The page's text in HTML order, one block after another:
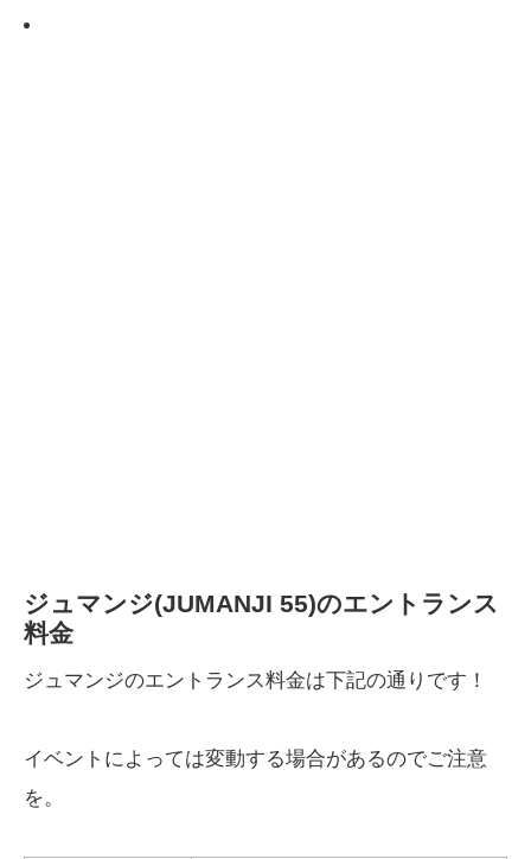
ジュマンジ(JUMANJI 55)のエントランス
料金
ジュマンジのエントランス料金は下記の通りです！
イベントによっては変動する場合があるのでご注意
を。